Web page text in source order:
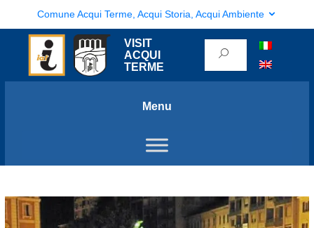
Comune Acqui Terme, Acqui Storia, Acqui Ambiente
VISIT
ACQUI
TERME
Menu